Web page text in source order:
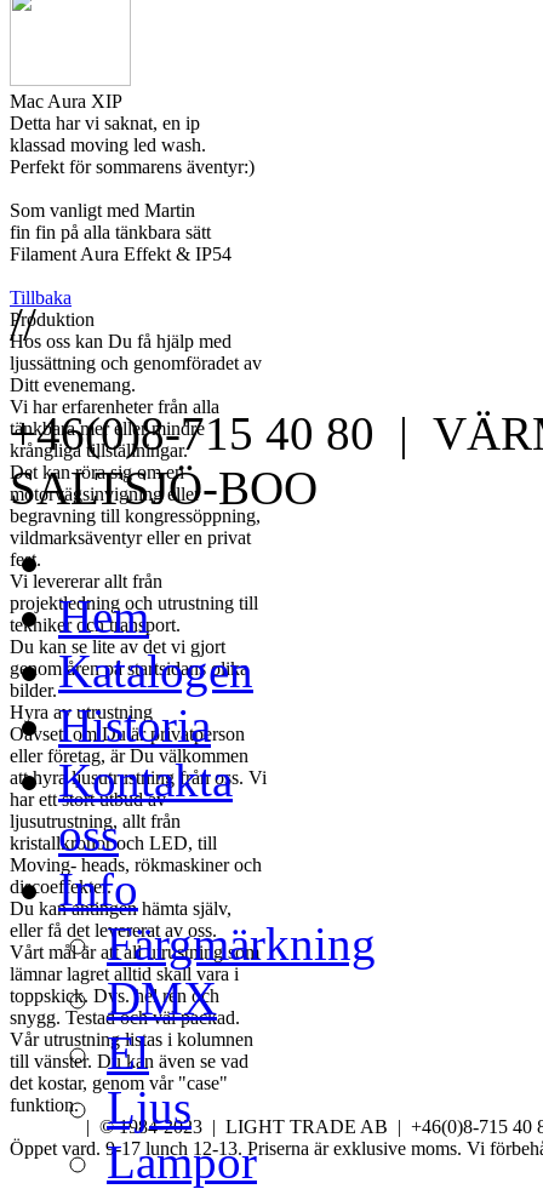
Mac Aura XIP
Detta har vi saknat, en ip
klassad moving led wash.
Perfekt för sommarens äventyr:)
Som vanligt med Martin
fin fin på alla tänkbara sätt
Filament Aura Effekt & IP54
Tillbaka
Produktion
Hos oss kan Du få hjälp med
ljussättning och genomföradet av
Ditt evenemang.
Vi har erfarenheter från alla
tänkbara mer eller mindre
krångliga tillställningar.
Det kan röra sig om en
motorvägsinvigning eller
begravning till kongressöppning,
vildmarksäventyr eller en privat
fest.
Vi levererar allt från
projektledning och utrustning till
tekniker och transport.
Du kan se lite av det vi gjort
genom åren på startsidans olika
bilder.
Hyra av utrustning
Oavsett om Du är privatperson
eller företag, är Du välkommen
att hyra ljusutrustning från oss. Vi
har ett stort utbud av
ljusutrustning, allt från
kristallkronor och LED, till
Moving- heads, rökmaskiner och
discoeffekter.
Du kan antingen hämta själv,
eller få det levererat av oss.
Vårt mål är att all utrustning som
lämnar lagret alltid skall vara i
toppskick. Dvs. hel ren och
snygg. Testad och väl packad.
Vår utrustning listas i kolumnen
till vänster. Du kan även se vad
det kostar, genom vår "case"
funktion.
| © 1984-2023 | LIGHT TRADE AB | +46(0)8-715
Öppet vard. 9-17 lunch 12-13. Priserna är exklusive moms. Vi
//
+46(0)8-715 40 80 |
SALTSJÖ-BOO
Hem
Katalogen
Historia
Kontakta
oss
Info
Färgmärkning
DMX
El
Ljus
Lampor